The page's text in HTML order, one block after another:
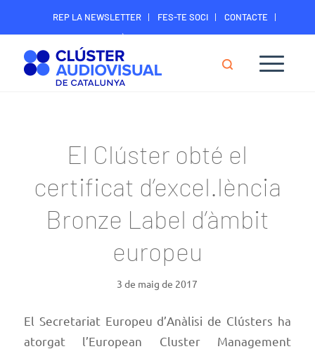
REP LA NEWSLETTER FES-TE SOCI
CONTACTE
ÀREA DIGITAL SOCIS
El Clúster obté el
certificat d’excel.lència
Bronze Label d’àmbit
europeu
3 de maig de 2017
El Secretariat Europeu d’Anàlisi de Clústers ha
atorgat l’European Cluster Management